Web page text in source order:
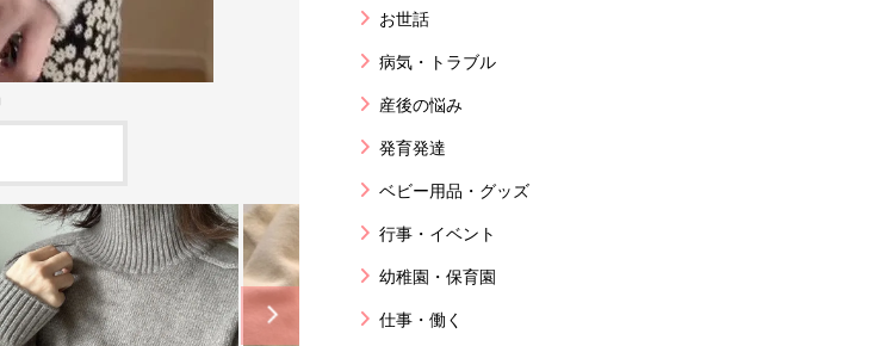
お世話
病気・トラブル
産後の悩み
発育発達
ベビー用品・グッズ
行事・イベント
幼稚園・保育園
仕事・働く